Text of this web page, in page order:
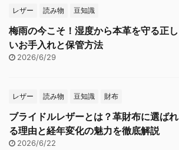
レザー 読み物 豆知識
梅雨の今こそ！湿度から本革を守る正し
いお手入れと保管方法
2026/6/29
レザー 読み物 豆知識 財布
ブライドルレザーとは？革財布に選ばれ
る理由と経年変化の魅力を徹底解説
2026/6/22